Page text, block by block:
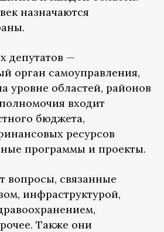
назначаются
депутатов —
орган самоуправления,
уровне областей, районов
входит
бюджета,
ресурсов
программы и проекты.
вопросы, связанные
инфраструктурой,
Также они